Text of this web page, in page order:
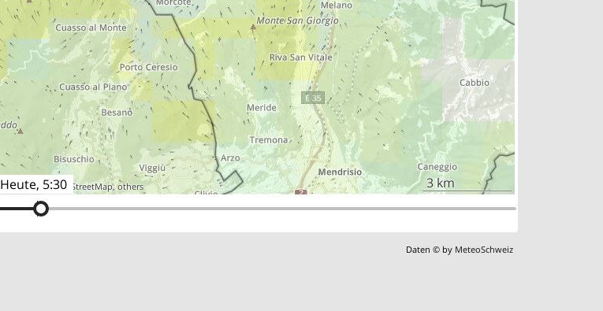
Heute, 5:30
,swisstopo,OpenStreetMap,others 3 km
Daten © by MeteoSchweiz